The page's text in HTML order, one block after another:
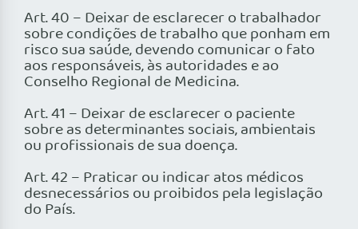
Art. 40 – Deixar de esclarecer o trabalhador
sobre condições de trabalho que ponham em
risco sua saúde, devendo comunicar o fato
aos responsáveis, às autoridades e ao
Conselho Regional de Medicina.
Art. 41 – Deixar de esclarecer o paciente
sobre as determinantes sociais, ambientais
ou profissionais de sua doença.
Art. 42 – Praticar ou indicar atos médicos
desnecessários ou proibidos pela legislação
do País.